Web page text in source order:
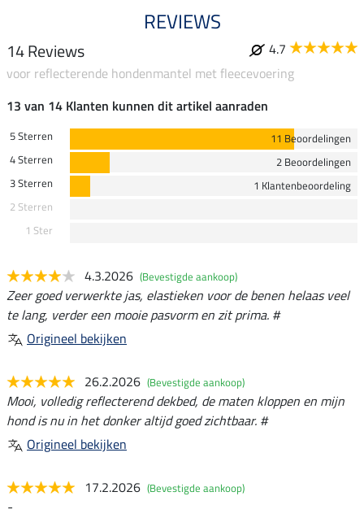
REVIEWS
14 Reviews
4.7
voor reflecterende hondenmantel met fleecevoering
13 van 14 Klanten kunnen dit artikel aanraden
5 Sterren
11 Beoordelingen
4 Sterren
2 Beoordelingen
3 Sterren
1 Klantenbeoordeling
2 Sterren
1 Ster
4.3.2026 (Bevestigde aankoop)
Zeer goed verwerkte jas, elastieken voor de benen helaas veel
te lang, verder een mooie pasvorm en zit prima. #
Origineel bekijken
26.2.2026 (Bevestigde aankoop)
Mooi, volledig reflecterend dekbed, de maten kloppen en mijn
hond is nu in het donker altijd goed zichtbaar. #
Origineel bekijken
17.2.2026 (Bevestigde aankoop)
-